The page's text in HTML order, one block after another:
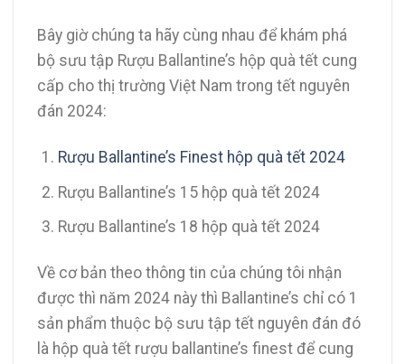
Bây giờ chúng ta hãy cùng nhau để khám phá
bộ sưu tập Rượu Ballantine’s hộp quà tết cung
cấp cho thị trường Việt Nam trong tết nguyên
đán 2024:
Rượu Ballantine’s Finest hộp quà tết 2024
Rượu Ballantine’s 15 hộp quà tết 2024
Rượu Ballantine’s 18 hộp quà tết 2024
Về cơ bản theo thông tin của chúng tôi nhận
được thì năm 2024 này thì Ballantine’s chỉ có 1
sản phẩm thuộc bộ sưu tập tết nguyên đán đó
là hộp quà tết rượu ballantine’s finest để cung